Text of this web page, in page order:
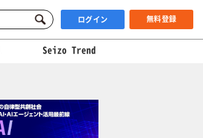
ログイン 無料登録
Seizo Trend